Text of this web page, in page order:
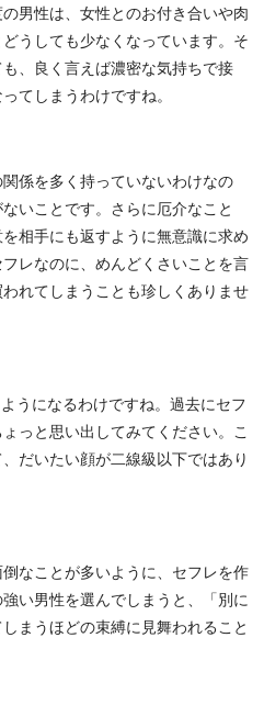
男性は、女性とのお付き合いや肉
うしても少なくなっています。そ
、良く言えば濃密な気持ちで接
てしまうわけですね。
係を多く持っていないわけなの
いことです。さらに厄介なこと
相手にも返すように無意識に求め
レなのに、めんどくさいことを言
れてしまうことも珍しくありませ
うになるわけですね。過去にセフ
っと思い出してみてください。こ
だいたい顔が二線級以下ではあり
なことが多いように、セフレを作
い男性を選んでしまうと、「別に
まうほどの束縛に見舞われること